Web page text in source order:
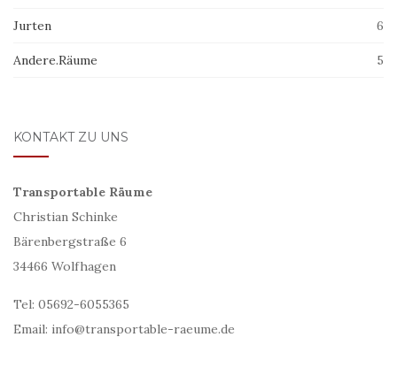
Jurten 6
Andere.Räume 5
KONTAKT ZU UNS
Transportable Räume
Christian Schinke
Bärenbergstraße 6
34466 Wolfhagen
Tel: 05692-6055365
Email: info@transportable-raeume.de